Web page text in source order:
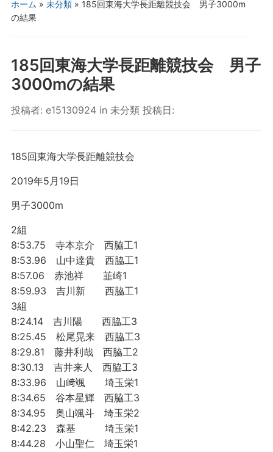
ホーム » 未分類» 185回東海大学長距離競技会 男子3000m
の結果
185回東海大学長距離競技会 男子
3000mの結果
投稿者: e15130924 in 未分類投稿日:
185回東海大学長距離競技会
2019年5月19日
男子3000m
2組
8:53.75 寺本京介 西脇工1
8:53.96 山中達貴 西脇工1
8:57.06 赤池祥 韮崎1
8:59.93 吉川新 西脇工1
3組
8:24.14 吉川陽 西脇工3
8:25.45 松尾晃来 西脇工3
8:29.81 藤井利哉 西脇工2
8:30.13 吉井来人 西脇工3
8:33.96 山﨑颯 埼玉栄1
8:34.65 谷本星輝 西脇工3
8:34.95 奥山颯斗 埼玉栄2
8:42.23 森基 埼玉栄1
8:44.28 小山聖仁 埼玉栄1